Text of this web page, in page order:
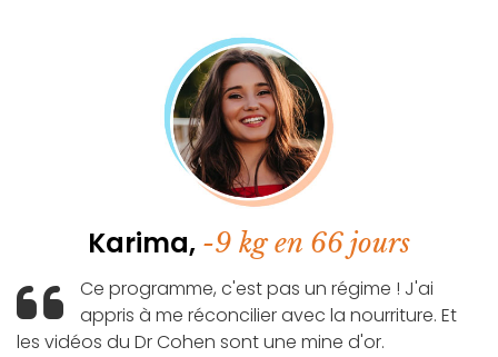
Karima, -9 kg en 66 jours
Ce programme, c'est pas un régime ! J'ai
appris à me réconcilier avec la nourriture. Et
les vidéos du Dr Cohen sont une mine d'or.